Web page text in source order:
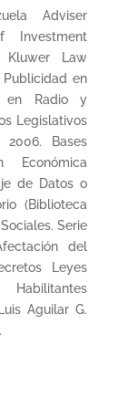
Adviser
Investment
Kluwer Law
Publicidad en
en Radio y
Legislativos
2006. Bases
Económica
de Datos o
(Biblioteca
Serie
del
Leyes
Aguilar G.